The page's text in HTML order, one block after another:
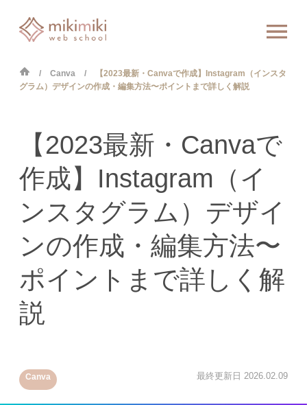
Canva
【2023最新・Canvaで作成】Instagram（インスタ
グラム）デザインの作成・編集方法〜ポイントまで詳しく解説
Canva 最終更新日 2026.02.09
【2023最新・Canvaで
作成】Instagram（イ
ンスタグラム）デザイ
ンの作成・編集方法〜
ポイントまで詳しく解
説